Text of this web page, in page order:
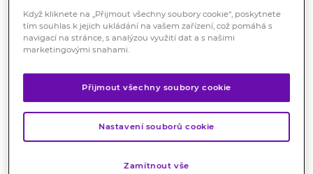
ELMEX Junior ústní voda 400
ml
Když kliknete na „Přijmout všechny soubory cookie“, poskytnete
tím souhlas k jejich ukládání na vašem zařízení, což pomáhá s
navigací na stránce, s analýzou využití dat a s našimi
marketingovými snahami.
Přijmout všechny soubory cookie
Nastavení souborů cookie
Zamítnout vše